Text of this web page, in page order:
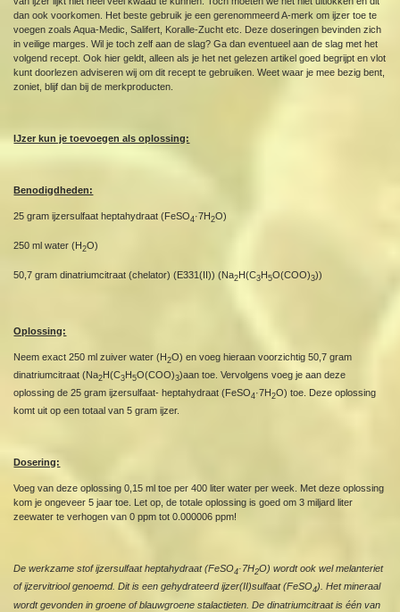
dan ook voorkomen. Het beste gebruik je een gerenommeerd A-merk om ijzer toe te
voegen zoals Aqua-Medic, Salifert, Koralle-Zucht etc. Deze doseringen bevinden zich
in veilige marges. Wil je toch zelf aan de slag? Ga dan eventueel aan de slag met het
volgend recept. Ook hier geldt, alleen als je het net gelezen artikel goed begrijpt en vlot
kunt doorlezen adviseren wij om dit recept te gebruiken. Weet waar je mee bezig bent,
zoniet, blijf dan bij de merkproducten.
IJzer kun je toevoegen als oplossing:
Benodigdheden:
25 gram ijzersulfaat heptahydraat (FeSO4·7H2O)
250 ml water (H2O)
50,7 gram dinatriumcitraat (chelator) (E331(II)) (Na2 H(C3 H5O(COO)3))
Oplossing:
Neem exact 250 ml zuiver water (H2O) en voeg hieraan voorzichtig 50,7 gram
dinatriumcitraat (Na2H(C3H5O(COO)3)aan toe. Vervolgens voeg je aan deze
oplossing de 25 gram ijzersulfaat- heptahydraat (FeSO4·7H2O) toe. Deze oplossing
komt uit op een totaal van 5 gram ijzer.
Dosering:
Voeg van deze oplossing 0,15 ml toe per 400 liter water per week. Met deze oplossing
kom je ongeveer 5 jaar toe. Let op, de totale oplossing is goed om 3 miljard liter
zeewater te verhogen van 0 ppm tot 0.000006 ppm!
De werkzame stof ijzersulfaat heptahydraat (FeSO4·7H2O) wordt ook wel melanteriet
of ijzervitriool genoemd. Dit is een gehydrateerd ijzer(II)sulfaat (FeSO4). Het mineraal
wordt gevonden in groene of blauwgroene stalactieten. De dinatriumcitraat is één van